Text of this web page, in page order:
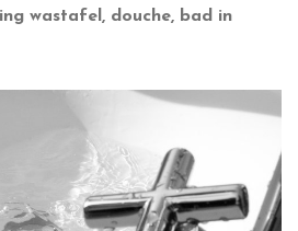
& brands als
Outlet (in process...)
Contact
wastafel, douche, bad in